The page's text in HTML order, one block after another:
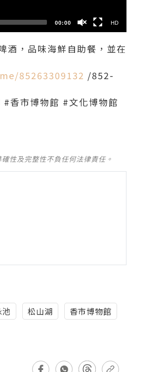
00:00 HD
酒，品味海鮮自助餐，並在
85263309132 /852-
香市博物館 #文化博物館
性及完整性不負任何法律責任。
松山湖
香市博物館